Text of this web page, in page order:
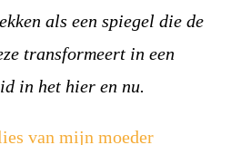
als een spiegel die de
transformeert in een
in het hier en nu.
van mijn moeder